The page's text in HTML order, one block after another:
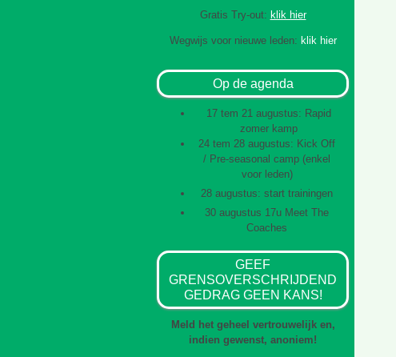
Gratis Try-out: klik hier
Wegwijs voor nieuwe leden: klik hier
Op de agenda
17 tem 21 augustus: Rapid
zomer kamp
24 tem 28 augustus: Kick Off
/ Pre-seasonal camp (enkel
voor leden)
28 augustus: start trainingen
30 augustus 17u Meet The
Coaches
GEEF
GRENSOVERSCHRIJDEND
GEDRAG GEEN KANS!
Meld het geheel vertrouwelijk en,
indien gewenst, anoniem!